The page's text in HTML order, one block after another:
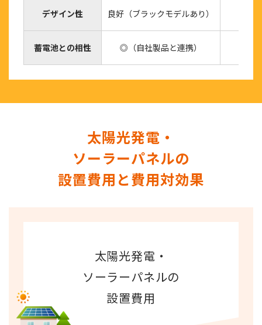
デザイン性 良好（ブラックモデルあり）
蓄電池との相性 ◎（自社製品と連携）
太陽光発電・
ソーラーパネルの
設置費用と費用対効果
太陽光発電・
ソーラーパネルの
設置費用